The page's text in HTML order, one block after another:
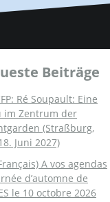
Beiträge
Ré Soupault: Eine
im Zentrum der
(Straßburg,
Juni 2027)
A vos agendas
d’automne de
le 10 octobre 2026